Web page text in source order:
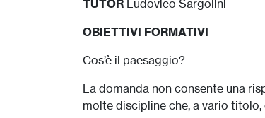
TUTOR Ludovico Sargolini
OBIETTIVI FORMATIVI
Cos’è il paesaggio?
La domanda non consente una
molte discipline che, a vario